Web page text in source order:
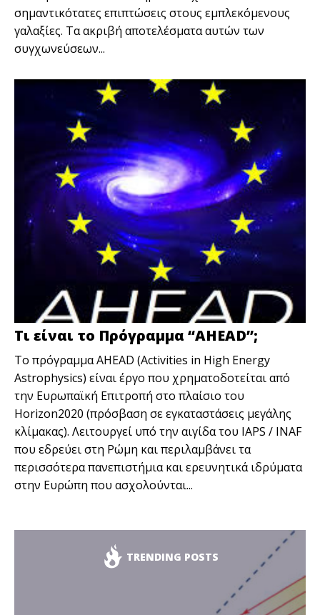
σημαντικότατες επιπτώσεις στους εμπλεκόμενους
γαλαξίες. Τα ακριβή αποτελέσματα αυτών των
συγχωνεύσεων...
Τι είναι το Πρόγραμμα “AHEAD”;
Το πρόγραμμα AHEAD (Activities in High Energy
Astrophysics) είναι έργο που χρηματοδοτείται από
την Ευρωπαϊκή Επιτροπή στο πλαίσιο του
Horizon2020 (πρόσβαση σε εγκαταστάσεις μεγάλης
κλίμακας). Λειτουργεί υπό την αιγίδα του IAPS / INAF
που εδρεύει στη Ρώμη και περιλαμβάνει τα
περισσότερα πανεπιστήμια και ερευνητικά ιδρύματα
στην Ευρώπη που ασχολούνται...
TRENDING POSTS